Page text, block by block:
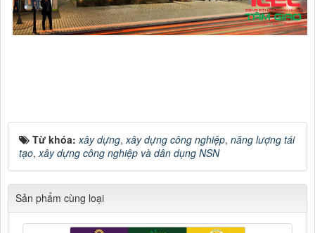
Từ khóa:xây dựng,xây dựng công nghiệp, năng lượng tái
tạo,xây dựng công nghiệp và dân dụng NSN
Sản phẩm cùng loại